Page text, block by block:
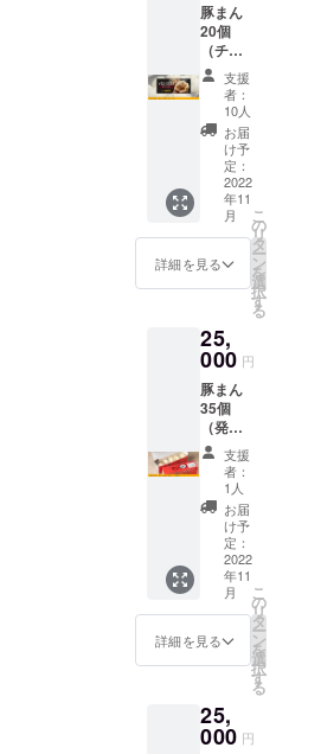
豚まん
20個
（チ
ケッ
ト）、
感謝状
※チケッ
トの有
効期限
は、
2022年
11月〜
2023年
5月まで
の半年
す。 ※
チケッ
トの利
用でき
る店舗
は本店
とし、
営業時
間は10
時〜18
時まで
となり
ます。
支援
者：
10人
お届
け予
定：
2022
年11
月
詳細を見る
こ
の
リ
タ
ー
ン
を
選
択
す
る
25,
000 円
豚まん
35個
（発
送）、
感謝状
支援
者：
1人
お届
け予
定：
2022
年11
月
詳細を見る
こ
の
リ
タ
ー
ン
を
選
択
す
る
25,
000 円